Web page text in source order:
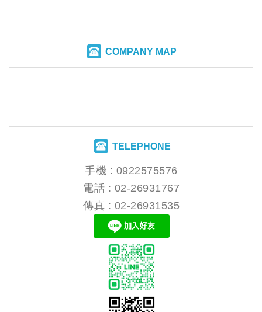
COMPANY MAP
TELEPHONE
手機 : 0922575576
電話 : 02-26931767
傳真 : 02-26931535